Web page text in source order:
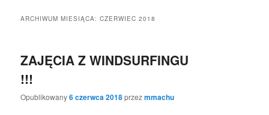
ARCHIWUM MIESIĄCA:CZERWIEC 2018
ZAJĘCIA Z WINDSURFINGU
!!!
Opublikowany6 czerwca 2018przezmmachu